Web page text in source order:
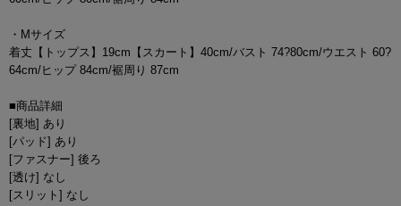
・Mサイズ
着丈【トップス】19cm【スカート】40cm/バスト 74?80cm/ウエスト 60?
64cm/ヒップ 84cm/裾周り 87cm
■商品詳細
[裏地] あり
[パッド] あり
[ファスナー] 後ろ
[透け] なし
[スリット] なし